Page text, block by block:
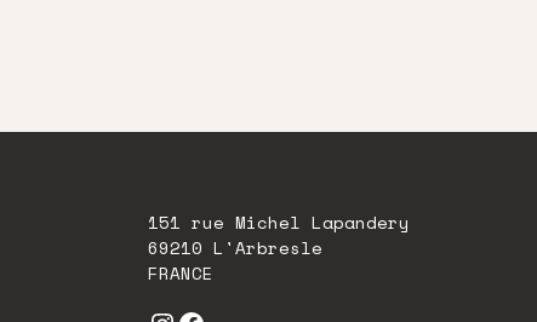
151 rue Michel Lapandery
69210 L'Arbresle
FRANCE